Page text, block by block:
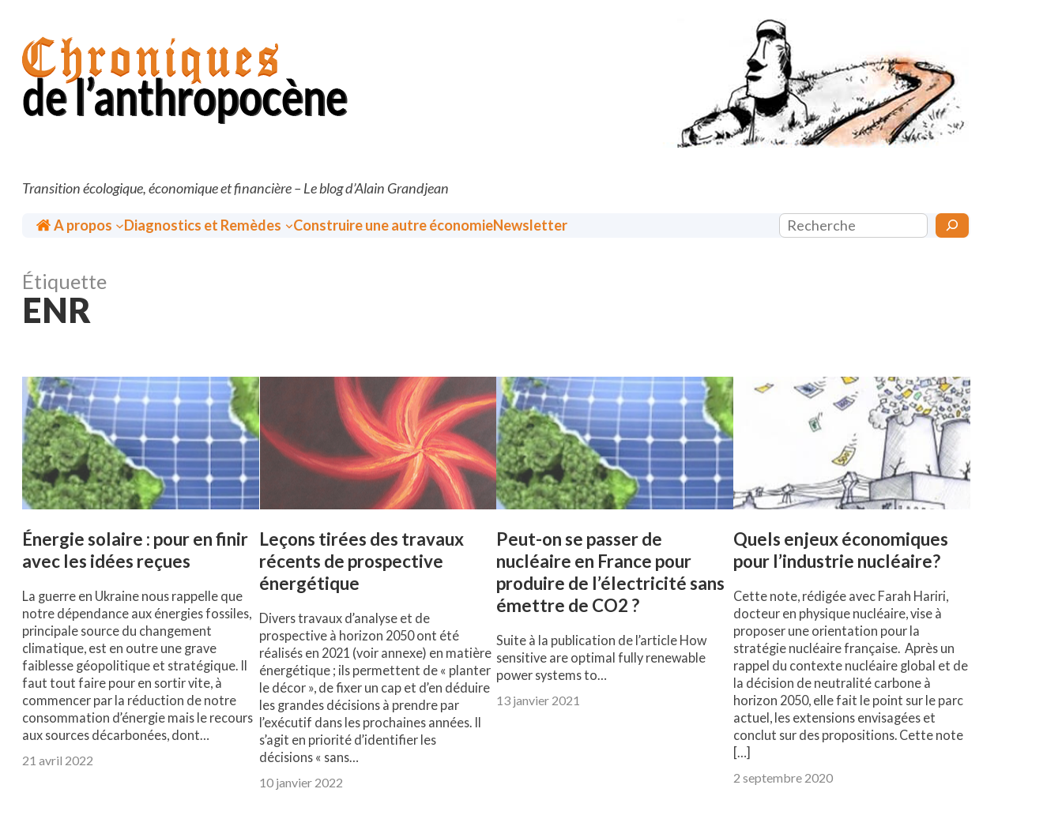
contenu
Transition écologique, économique et financière – Le blog d’Alain Grandjean
Accueil
A propos Diagnostics et Remèdes Construire une autre économieNewsletter Rechercher
Étiquette
ENR
Énergie solaire : pour en finir
avec les idées reçues
La guerre en Ukraine nous rappelle que
notre dépendance aux énergies fossiles,
principale source du changement
climatique, est en outre une grave
faiblesse géopolitique et stratégique. Il
faut tout faire pour en sortir vite, à
commencer par la réduction de notre
consommation d’énergie mais le recours
aux sources décarbonées, dont…
21 avril 2022
Leçons tirées des travaux
récents de prospective
énergétique
Divers travaux d’analyse et de
prospective à horizon 2050 ont été
réalisés en 2021 (voir annexe) en matière
énergétique ; ils permettent de « planter
le décor », de fixer un cap et d’en déduire
les grandes décisions à prendre par
l’exécutif dans les prochaines années. Il
s’agit en priorité d’identifier les
décisions « sans…
10 janvier 2022
Peut-on se passer de
nucléaire en France pour
produire de l’électricité sans
émettre de CO2 ?
Suite à la publication de l’article How
sensitive are optimal fully renewable
power systems to…
13 janvier 2021
Quels enjeux économiques
pour l’industrie nucléaire?
Cette note, rédigée avec Farah Hariri,
docteur en physique nucléaire, vise à
proposer une orientation pour la
stratégie nucléaire française. Après un
rappel du contexte nucléaire global et de
la décision de neutralité carbone à
horizon 2050, elle fait le point sur le parc
actuel, les extensions envisagées et
conclut sur des propositions. Cette note
[…]
2 septembre 2020